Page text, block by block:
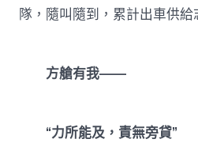
隊，隨叫隨到，累計出車供給
方艙有我——
“力所能及，責無旁貸”